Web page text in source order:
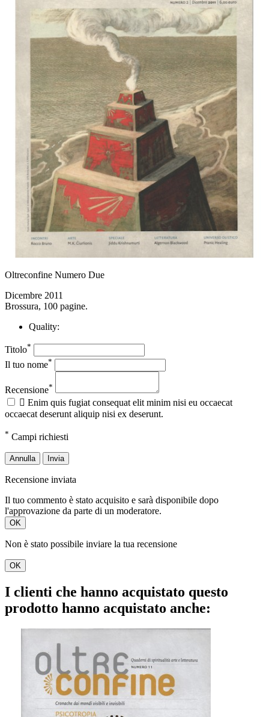
Oltreconfine Numero Due
Dicembre 2011
Brossura, 100 pagine.
Quality:
Titolo*
Il tuo nome*
Recensione*
 Enim quis fugiat consequat elit minim nisi eu occaecat
occaecat deserunt aliquip nisi ex deserunt.
* Campi richiesti
Annulla Invia
Recensione inviata
Il tuo commento è stato acquisito e sarà disponibile dopo
l'approvazione da parte di un moderatore.
OK
Non è stato possibile inviare la tua recensione
OK
I clienti che hanno acquistato questo
prodotto hanno acquistato anche: